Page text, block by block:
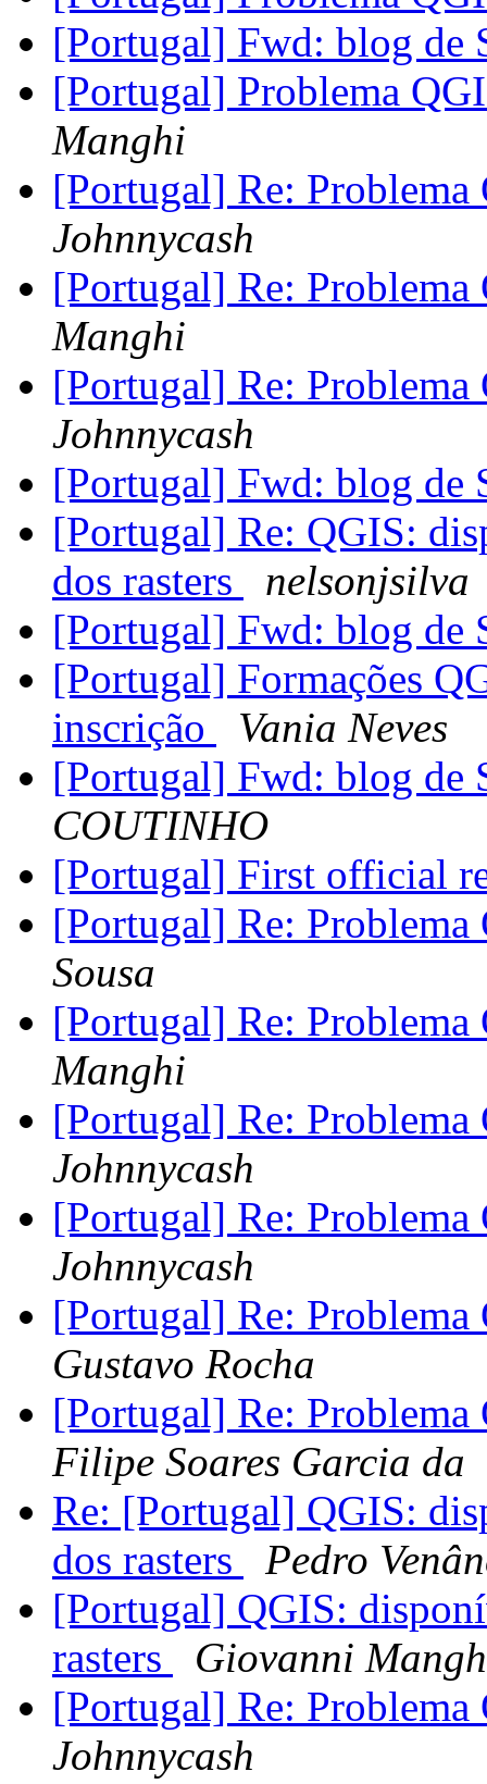
[Portugal] Fwd: blog de
[Portugal] Problema
Manghi
[Portugal] Re:
Johnnycash
[Portugal] Re:
Manghi
[Portugal] Re:
Johnnycash
[Portugal] Fwd: blog de
[Portugal] Re: QGIS:
dos rasters
nelsonjsilva
[Portugal] Fwd: blog de
[Portugal] Formações
inscrição
Vania Neves
[Portugal] Fwd: blog de
COUTINHO
[Portugal] First official
[Portugal] Re:
Sousa
[Portugal] Re:
Manghi
[Portugal] Re:
Johnnycash
[Portugal] Re:
Johnnycash
[Portugal] Re:
Gustavo Rocha
[Portugal] Re:
Filipe Soares Garcia da
Re: [Portugal] QGIS:
dos rasters
Pedro
[Portugal] QGIS:
rasters
Giovanni
[Portugal] Re:
Johnnycash